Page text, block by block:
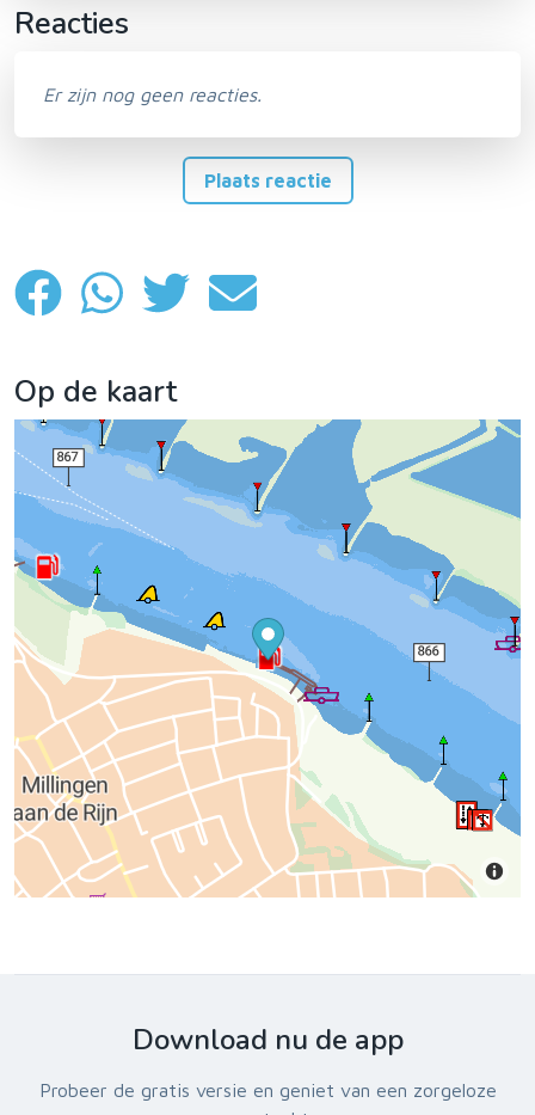
Reacties
Er zijn nog geen reacties.
Plaats reactie
Op de kaart
Download nu de app
Probeer de gratis versie en geniet van een zorgeloze